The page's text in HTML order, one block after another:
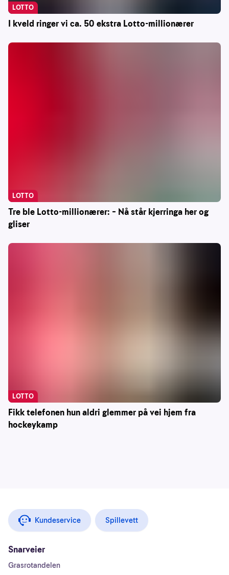
I kveld ringer vi ca. 50 ekstra Lotto-millionærer
LOTTO
Tre ble Lotto-millionærer: – Nå står kjerringa her og
gliser
LOTTO
Fikk telefonen hun aldri glemmer på vei hjem fra
hockeykamp
LOTTO
Kundeservice Spillevett
Snarveier
Grasrotandelen